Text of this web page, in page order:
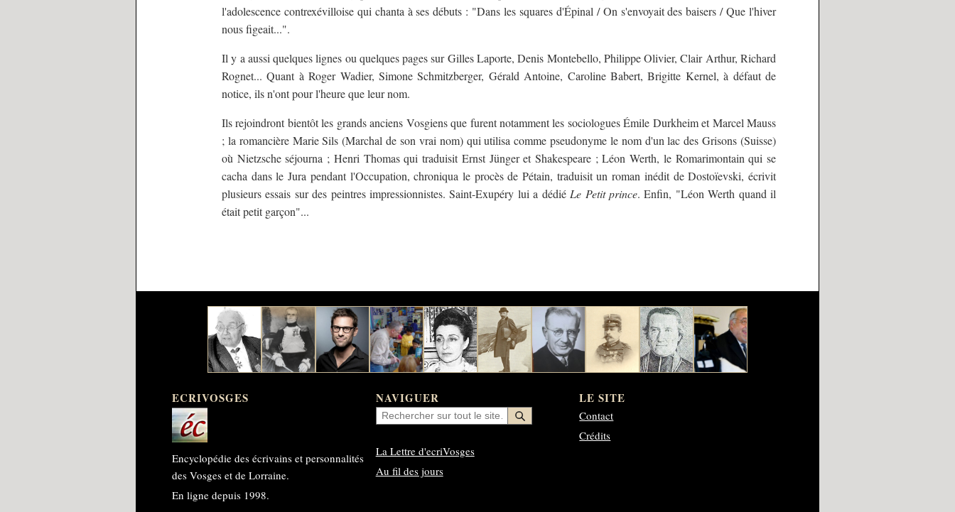
l'adolescence contrexévilloise qui chanta à ses débuts : "Dans les squares d'Épinal / On s'envoyait des baisers / Que l'hiver
nous figeait...".
Il y a aussi quelques lignes ou quelques pages sur Gilles Laporte, Denis Montebello, Philippe Olivier, Clair Arthur, Richard
Rognet... Quant à Roger Wadier, Simone Schmitzberger, Gérald Antoine, Caroline Babert, Brigitte Kernel, à défaut de
notice, ils n'ont pour l'heure que leur nom.
Ils rejoindront bientôt les grands anciens Vosgiens que furent notamment les sociologues Émile Durkheim et Marcel Mauss
; la romancière Marie Sils (Marchal de son vrai nom) qui utilisa comme pseudonyme le nom d'un lac des Grisons (Suisse)
où Nietzsche séjourna ; Henri Thomas qui traduisit Ernst Jünger et Shakespeare ; Léon Werth, le Romarimontain qui se
cacha dans le Jura pendant l'Occupation, chroniqua le procès de Pétain, traduisit un roman inédit de Dostoïevski, écrivit
plusieurs essais sur des peintres impressionnistes. Saint-Exupéry lui a dédié Le Petit prince. Enfin, "Léon Werth quand il
était petit garçon"...
ECRIVOSGES
Encyclopédie des écrivains et personnalités
des Vosges et de Lorraine.
En ligne depuis 1998.
NAVIGUER
La Lettre d'ecriVosges
Au fil des jours
LE SITE
Contact
Crédits